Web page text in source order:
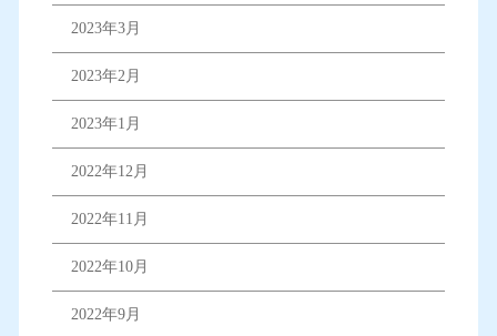
2023年3月
2023年2月
2023年1月
2022年12月
2022年11月
2022年10月
2022年9月